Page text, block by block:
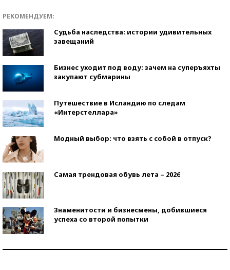
РЕКОМЕНДУЕМ:
Судьба наследства: истории удивительных
завещаний
Бизнес уходит под воду: зачем на суперъяхты
закупают субмарины
Путешествие в Исландию по следам
«Интерстеллара»
Модный выбор: что взять с собой в отпуск?
Самая трендовая обувь лета – 2026
Знаменитости и бизнесмены, добившиеся
успеха со второй попытки